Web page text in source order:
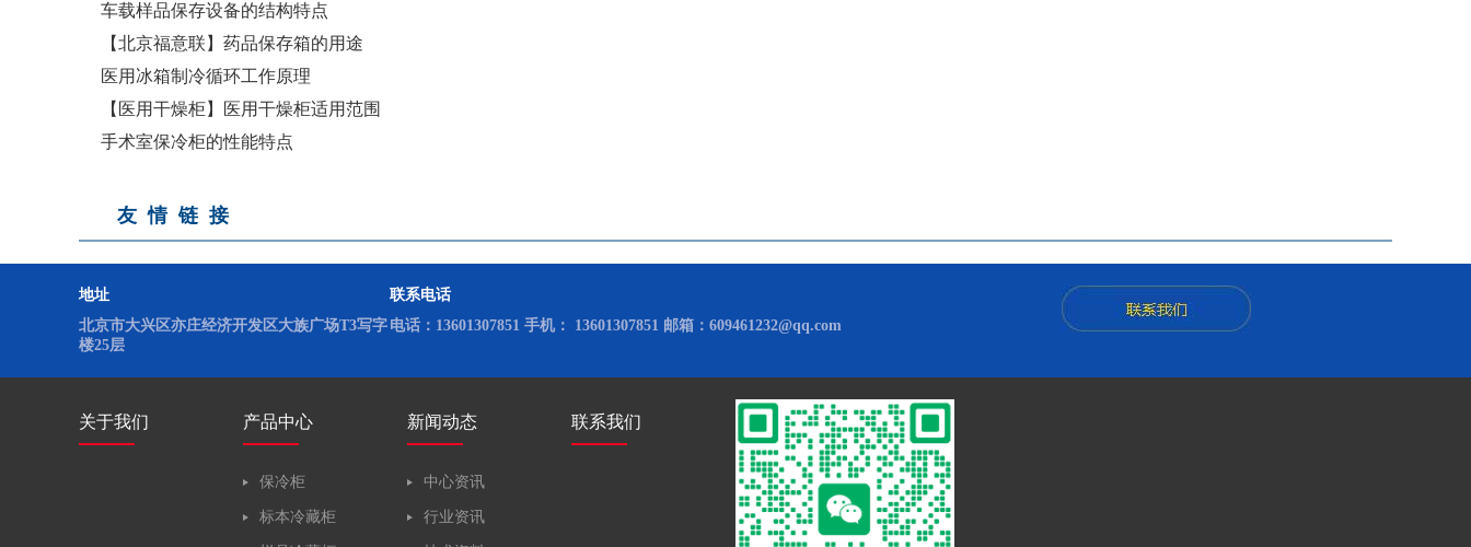
车载样品保存设备的结构特点
【北京福意联】药品保存箱的用途
医用冰箱制冷循环工作原理
【医用干燥柜】医用干燥柜适用范围
手术室保冷柜的性能特点
友情链接
地址
北京市大兴区亦庄经济开发区大族广场T3写字
楼25层
联系电话
电话：13601307851 手机： 13601307851 邮箱：609461232@qq.com
关于我们 产品中心
保冷柜
标本冷藏柜
新闻动态
中心资讯
行业资讯
联系我们